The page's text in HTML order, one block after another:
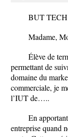
BUT
Madame,
Élève de
permettant de
domaine du
commerciale, je
l’IUT de…..
En
entreprise quand